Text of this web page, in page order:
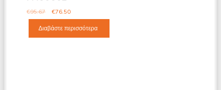
€95.67 €76.50
Διαβάστε περισσότερα